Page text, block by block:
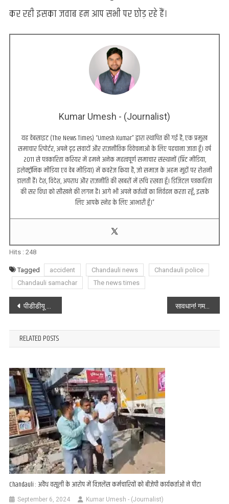
कर रही इसका जवाब हम आप सभी पर छोड़ रहे हैं।
Kumar Umesh - (Journalist)
यह वेबसाइट (The News Times) “Umesh Kumar” द्वारा स्थापित की गई है, एक प्रमुख
समाचार रिपोर्टर, अपने दृढ़ संवादों और राजनीतिक विवेचनाओं के लिए पहचाना जाता हूँ। वर्ष
2011 से पत्रकारिता करियर में हमने अनेक महत्वपूर्ण समाचार संस्थानों (प्रिंट मीडिया,
इलेक्ट्रॉनिक मीडिया एवं वेब मीडिया) में कवरेज किया है, जो समाज के अहम मुद्दों पर रोशनी
डालती हैं। देश, विदेश, अपराध और राजनीति की खबरों में रुचि रखता हूँ। डिजिटल पत्रकारिता
की सर विधा को सीखने की लगन है। आगे भी अपने कर्तव्यों का निर्वहन करता रहूँ, इसके
लिए आपके स्नेह के लिए आभारी हूँ।”
Hits : 248
Tagged accident Chandauli news
Chandauli police
Chandauli samachar
The news times
Post
navigation
पीडीडीयू जंक्शन के डीलक्स शौचालय का गंदा पानी अब प्राचीन काली मंदिर तक पहुँचा सावधान! गमछा डालकर उड़ाते थे पैसे: चंदौली और मिर्जापुर के शातिर टप्पेबाजों को पुलिस ने दबोचा, ऑटो और नगदी बरामद
RELATED POSTS
Chandauli : अवैध वसूली के आरोप में विजलेंस कर्मचारियों को बीजेपी कार्यकर्ताओं ने पीटा
September 6, 2024 Kumar Umesh - (Journalist)